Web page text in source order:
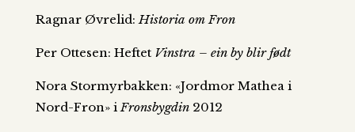
Ragnar Øvrelid:Historia om Fron
Per Ottesen: Heftet Vinstra – ein by blir født
Nora Stormyrbakken: «Jordmor Mathea i
Nord-Fron» iFronsbygdin2012